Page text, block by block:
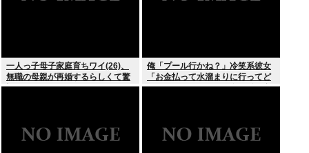
一人っ子母子家庭育ちワイ(26)、
無職の母親が再婚するらしくて驚
愕
俺「プール行かね？」冷笑系彼女
「お金払って水溜まりに行ってど
うすんの」→こういう女と付き合